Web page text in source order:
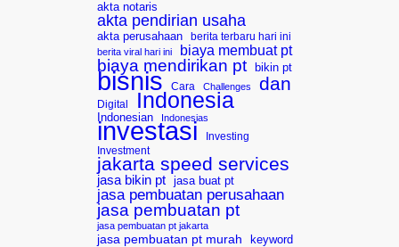
akta notaris
akta pendirian usaha
akta perusahaan berita terbaru hari ini
berita viral hari ini biaya membuat pt
biaya mendirikan pt bikin pt
bisnis Cara Challenges dan
Digital Indonesia
Indonesian Indonesias
investasi
Investing
Investment
jakarta speed services
jasa bikin pt jasa buat pt
jasa pembuatan perusahaan
jasa pembuatan pt
jasa pembuatan pt jakarta
jasa pembuatan pt murah keyword